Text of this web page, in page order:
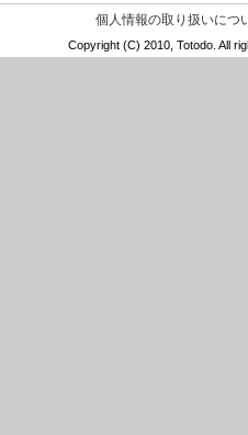
個人情報の取り扱いにつ
Copyright (C) 2010, Totodo. All